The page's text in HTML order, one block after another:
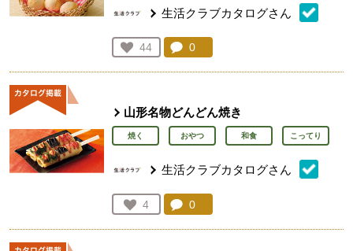
生活クラブカタログさん
お気に入り登録：
44
人が登録
コメント：
0
山形名物どんどん焼き
焼く おやつ 和食 こってり
生活クラブカタログさん
お気に入り登録：
4
人が登録
コメント：
0